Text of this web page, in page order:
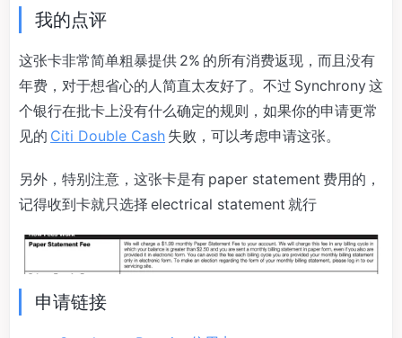
我的点评
这张卡非常简单粗暴提供 2% 的所有消费返现，而且没有
年费，对于想省心的人简直太友好了。不过 Synchrony 这
个银行在批卡上没有什么确定的规则，如果你的申请更常
见的 Citi Double Cash 失败，可以考虑申请这张。
另外，特别注意，这张卡是有 paper statement 费用的，
记得收到卡就只选择 electrical statement 就行
申请链接